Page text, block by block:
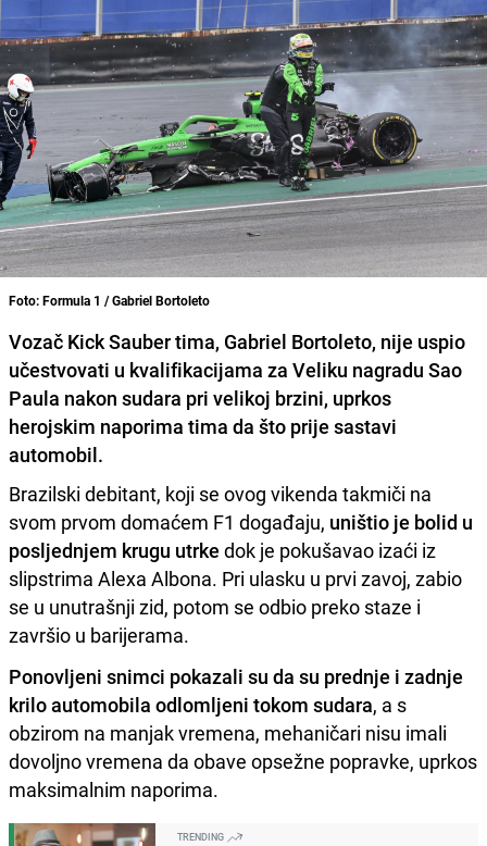
Foto: Formula 1 / Gabriel Bortoleto
Vozač Kick Sauber tima, Gabriel Bortoleto, nije uspio
učestvovati u kvalifikacijama za Veliku nagradu Sao
Paula nakon sudara pri velikoj brzini, uprkos
herojskim naporima tima da što prije sastavi
automobil.
Brazilski debitant, koji se ovog vikenda takmiči na
svom prvom domaćem F1 događaju, uništio je bolid u
posljednjem krugu utrke dok je pokušavao izaći iz
slipstrima Alexa Albona. Pri ulasku u prvi zavoj, zabio
se u unutrašnji zid, potom se odbio preko staze i
završio u barijerama.
Ponovljeni snimci pokazali su da su prednje i zadnje
krilo automobila odlomljeni tokom sudara, a s
obzirom na manjak vremena, mehaničari nisu imali
dovoljno vremena da obave opsežne popravke, uprkos
maksimalnim naporima.
TRENDING